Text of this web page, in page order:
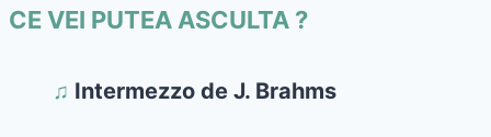
CE VEI PUTEA ASCULTA ?
♫ Intermezzo de J. Brahms